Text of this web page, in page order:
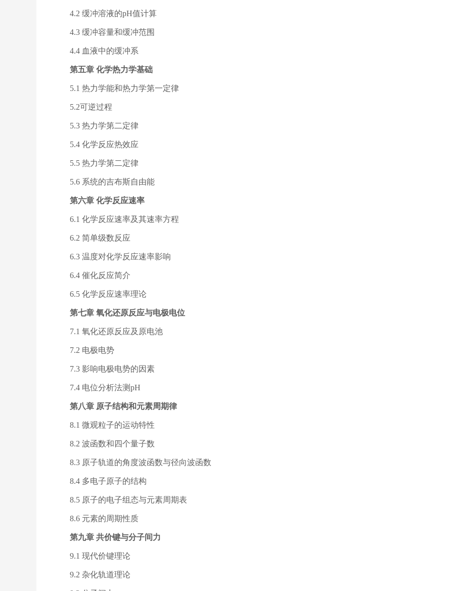
4.2 缓冲溶液的pH值计算
4.3 缓冲容量和缓冲范围
4.4 血液中的缓冲系
第五章 化学热力学基础
5.1 热力学能和热力学第一定律
5.2可逆过程
5.3 热力学第二定律
5.4 化学反应热效应
5.5 热力学第二定律
5.6 系统的吉布斯自由能
第六章 化学反应速率
6.1 化学反应速率及其速率方程
6.2 简单级数反应
6.3 温度对化学反应速率影响
6.4 催化反应简介
6.5 化学反应速率理论
第七章 氧化还原反应与电极电位
7.1 氧化还原反应及原电池
7.2 电极电势
7.3 影响电极电势的因素
7.4 电位分析法测pH
第八章 原子结构和元素周期律
8.1 微观粒子的运动特性
8.2 波函数和四个量子数
8.3 原子轨道的角度波函数与径向波函数
8.4 多电子原子的结构
8.5 原子的电子组态与元素周期表
8.6 元素的周期性质
第九章 共价键与分子间力
9.1 现代价键理论
9.2 杂化轨道理论